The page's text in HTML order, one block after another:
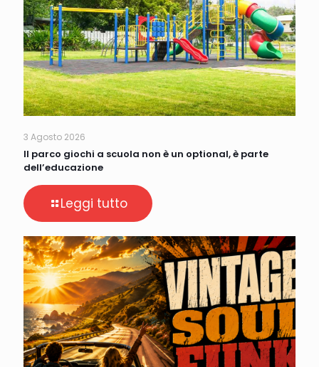
3 Agosto 2026
Il parco giochi a scuola non è un optional, è parte
dell’educazione
Leggi tutto